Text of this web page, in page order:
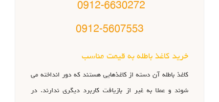
0912-6630272
0912-5607553
خرید کاغذ باطله به قیمت مناسب
کاغذ باطله آن دسته از کاغذهایی هستند که دور انداخته می
شوند و عملا به غیر از بازیافت کاربرد دیگری ندارند. در